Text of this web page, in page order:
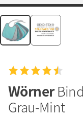
Wörner
Grau-Mint